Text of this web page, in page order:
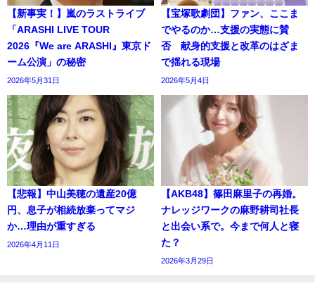
【新事実！】嵐のラストライブ
「ARASHI LIVE TOUR
2026『We are ARASHI』東京ド
ーム公演」の秘密
2026年5月31日
【宝塚歌劇団】ファン、ここま
でやるのか…支援の実態に賛
否 献身的支援と改革のはざま
で揺れる現場
2026年5月4日
【悲報】中山美穂の遺産20億
円、息子が相続放棄ってマジ
か…理由が重すぎる
2026年4月11日
【AKB48】篠田麻里子の再婚。
ナレッジワークの麻野耕司社長
と出会い系で。今まで何人と寝
た？
2026年3月29日